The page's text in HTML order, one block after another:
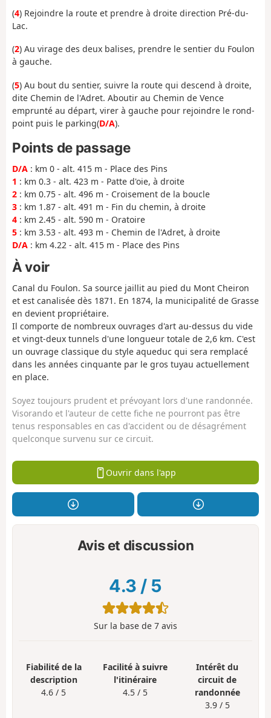
(4) Rejoindre la route et prendre à droite direction Pré-du-
Lac.
(2) Au virage des deux balises, prendre le sentier du Foulon
à gauche.
(5) Au bout du sentier, suivre la route qui descend à droite,
dite Chemin de l'Adret. Aboutir au Chemin de Vence
emprunté au départ, virer à gauche pour rejoindre le rond-
point puis le parking(D/A).
Points de passage
D/A : km 0 - alt. 415 m - Place des Pins
1 : km 0.3 - alt. 423 m - Patte d'oie, à droite
2 : km 0.75 - alt. 496 m - Croisement de la boucle
3 : km 1.87 - alt. 491 m - Fin du chemin, à droite
4 : km 2.45 - alt. 590 m - Oratoire
5 : km 3.53 - alt. 493 m - Chemin de l'Adret, à droite
D/A : km 4.22 - alt. 415 m - Place des Pins
À voir
Canal du Foulon. Sa source jaillit au pied du Mont Cheiron
et est canalisée dès 1871. En 1874, la municipalité de Grasse
en devient propriétaire.
Il comporte de nombreux ouvrages d'art au-dessus du vide
et vingt-deux tunnels d'une longueur totale de 2,6 km. C'est
un ouvrage classique du style aqueduc qui sera remplacé
dans les années cinquante par le gros tuyau actuellement
en place.
Soyez toujours prudent et prévoyant lors d'une randonnée.
Visorando et l'auteur de cette fiche ne pourront pas être
tenus responsables en cas d'accident ou de désagrément
quelconque survenu sur ce circuit.
Ouvrir dans l'app
Avis et discussion
4.3 / 5
Sur la base de 7 avis
Fiabilité de la
description
4.6 / 5
Facilité à suivre
l'itinéraire
4.5 / 5
Intérêt du
circuit de
randonnée
3.9 / 5